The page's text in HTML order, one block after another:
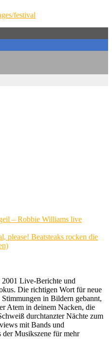
festival
– Robbie Williams live
please! Beatsteaks rocken die
2001 Live-Berichte und
Die richtigen Wort für neue
in Bildern gebannt,
Atem in deinem Nacken, die
durchtanzter Nächte zum
mit Bands und
Musikszene für mehr